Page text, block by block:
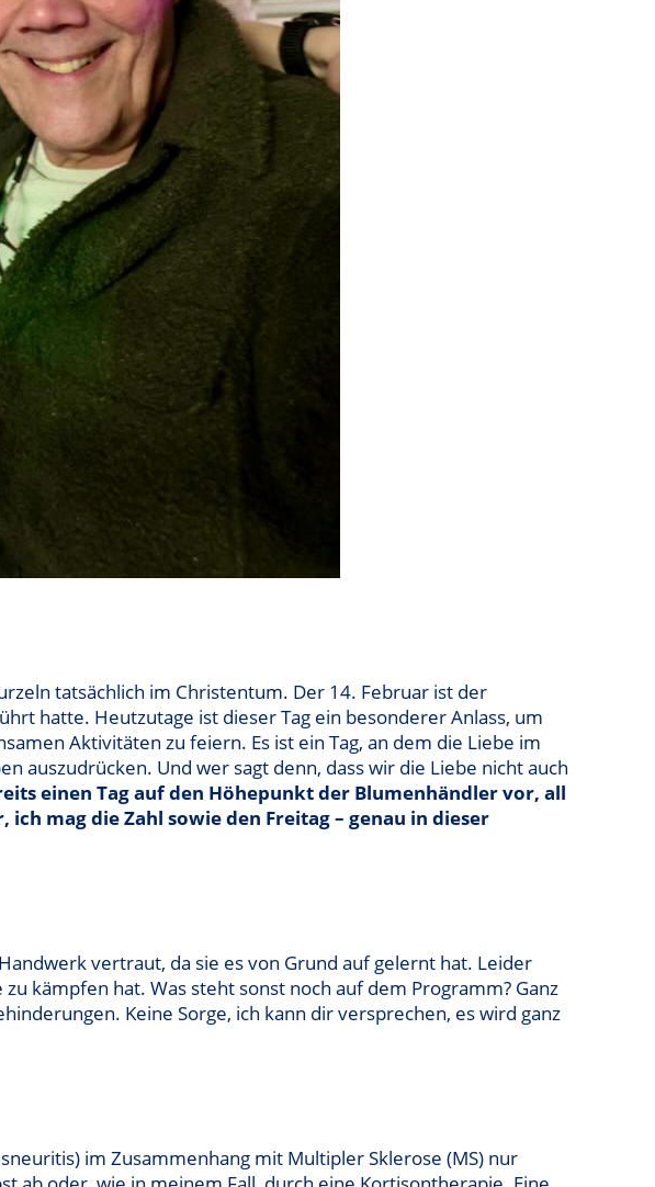
tatsächlich im Christentum. Der 14. Februar ist der
hatte. Heutzutage ist dieser Tag ein besonderer Anlass, um
Aktivitäten zu feiern. Es ist ein Tag, an dem die Liebe im
auszudrücken. Und wer sagt denn, dass wir die Liebe nicht auch
einen Tag auf den Höhepunkt der Blumenhändler vor, all
mag die Zahl sowie den Freitag – genau in dieser
vertraut, da sie es von Grund auf gelernt hat. Leider
kämpfen hat. Was steht sonst noch auf dem Programm? Ganz
Keine Sorge, ich kann dir versprechen, es wird ganz
im Zusammenhang mit Multipler Sklerose (MS) nur